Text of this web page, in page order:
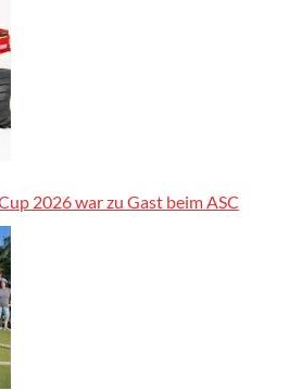
2026 war zu Gast beim ASC